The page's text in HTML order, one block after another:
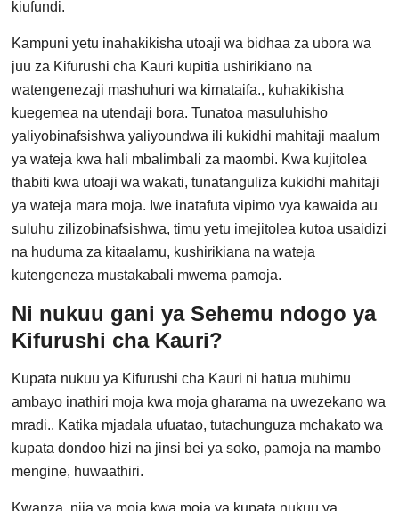
kiufundi.
Kampuni yetu inahakikisha utoaji wa bidhaa za ubora wa
juu za Kifurushi cha Kauri kupitia ushirikiano na
watengenezaji mashuhuri wa kimataifa., kuhakikisha
kuegemea na utendaji bora. Tunatoa masuluhisho
yaliyobinafsishwa yaliyoundwa ili kukidhi mahitaji maalum
ya wateja kwa hali mbalimbali za maombi. Kwa kujitolea
thabiti kwa utoaji wa wakati, tunatanguliza kukidhi mahitaji
ya wateja mara moja. Iwe inatafuta vipimo vya kawaida au
suluhu zilizobinafsishwa, timu yetu imejitolea kutoa usaidizi
na huduma za kitaalamu, kushirikiana na wateja
kutengeneza mustakabali mwema pamoja.
Ni nukuu gani ya Sehemu ndogo ya
Kifurushi cha Kauri?
Kupata nukuu ya Kifurushi cha Kauri ni hatua muhimu
ambayo inathiri moja kwa moja gharama na uwezekano wa
mradi.. Katika mjadala ufuatao, tutachunguza mchakato wa
kupata dondoo hizi na jinsi bei ya soko, pamoja na mambo
mengine, huwaathiri.
Kwanza, njia ya moja kwa moja ya kupata nukuu ya